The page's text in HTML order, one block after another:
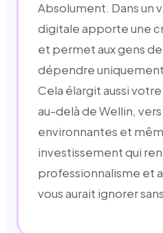
Absolument. Dans un
digitale apporte une
et permet aux gens
dépendre
Cela élargit aussi
au-delà de Wellin,
environnantes et
investissement qui
professionnalisme et
vous aurait ignorer